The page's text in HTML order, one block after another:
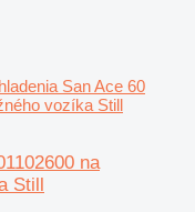
San Ace 60
vozíka Still
na
Still